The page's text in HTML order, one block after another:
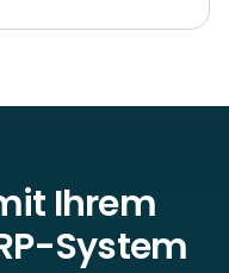
Ihrem
System